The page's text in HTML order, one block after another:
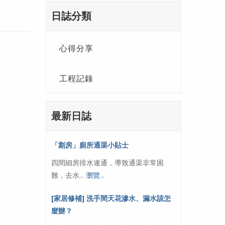
日誌分類
心得分享
工程記錄
最新日誌
「劏房」廁所通渠小貼士
四間細房排水連通，導致通渠非常困
難，去水... 瀏覽...
[家居修補] 洗手間天花滲水、漏水該怎
麼辦？